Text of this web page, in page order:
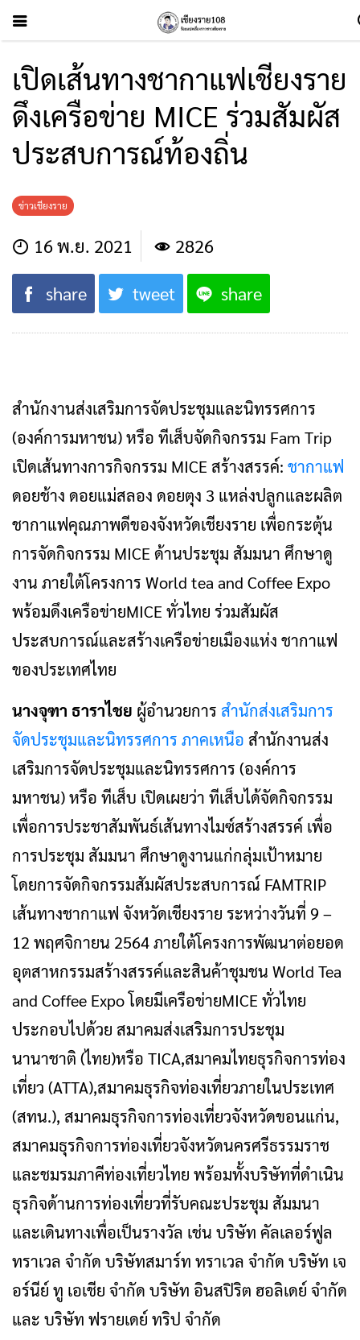
เปิดเส้นทางชากาแฟเชียงราย
ดึงเครือข่าย MICE ร่วมสัมผัส
ประสบการณ์ท้องถิ่น
ข่าวเชียงราย
16 พ.ย. 2021 2826
share tweet share
สำนักงานส่งเสริมการจัดประชุมและนิทรรศการ
(องค์การมหาชน) หรือ ทีเส็บจัดกิจกรรม Fam Trip
เปิดเส้นทางการกิจกรรม MICE สร้างสรรค์: ชากาแฟ
ดอยช้าง ดอยแม่สลอง ดอยตุง 3 แหล่งปลูกและผลิต
ชากาแฟคุณภาพดีของจังหวัดเชียงราย เพื่อกระตุ้น
การจัดกิจกรรม MICE ด้านประชุม สัมมนา ศึกษาดู
งาน ภายใต้โครงการ World tea and Coffee Expo
พร้อมดึงเครือข่ายMICE ทั่วไทย ร่วมสัมผัส
ประสบการณ์และสร้างเครือข่ายเมืองแห่ง ชากาแฟ
ของประเทศไทย
นางจุฑา ธาราไชย ผู้อำนวยการ สำนักส่งเสริมการ
จัดประชุมและนิทรรศการ ภาคเหนือ สำนักงานส่ง
เสริมการจัดประชุมและนิทรรศการ (องค์การ
มหาชน) หรือ ทีเส็บ เปิดเผยว่า ทีเส็บได้จัดกิจกรรม
เพื่อการประชาสัมพันธ์เส้นทางไมซ์สร้างสรรค์ เพื่อ
การประชุม สัมมนา ศึกษาดูงานแก่กลุ่มเป้าหมาย
โดยการจัดกิจกรรมสัมผัสประสบการณ์ FAMTRIP
เส้นทางชากาแฟ จังหวัดเชียงราย ระหว่างวันที่ 9 –
12 พฤศจิกายน 2564 ภายใต้โครงการพัฒนาต่อยอด
อุตสาหกรรมสร้างสรรค์และสินค้าชุมชน World Tea
and Coffee Expo โดยมีเครือข่ายMICE ทั่วไทย
ประกอบไปด้วย สมาคมส่งเสริมการประชุม
นานาชาติ (ไทย)หรือ TICA,สมาคมไทยธุรกิจการท่อง
เที่ยว (ATTA),สมาคมธุรกิจท่องเที่ยวภายในประเทศ
(สทน.), สมาคมธุรกิจการท่องเที่ยวจังหวัดขอนแก่น,
สมาคมธุรกิจการท่องเที่ยวจังหวัดนครศรีธรรมราช
และชมรมภาคีท่องเที่ยวไทย พร้อมทั้งบริษัทที่ดำเนิน
ธุรกิจด้านการท่องเที่ยวที่รับคณะประชุม สัมมนา
และเดินทางเพื่อเป็นรางวัล เช่น บริษัท คัลเลอร์ฟูล
ทราเวล จำกัด บริษัทสมาร์ท ทราเวล จำกัด บริษัท เจ
อร์นีย์ ทู เอเชีย จำกัด บริษัท อินสปิริต ฮอลิเดย์ จำกัด
และ บริษัท ฟรายเดย์ ทริป จำกัด